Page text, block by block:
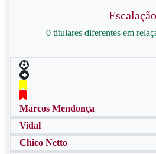
Escalação
0 titulares diferentes em
Marcos Mendonça
Vidal
Chico Netto